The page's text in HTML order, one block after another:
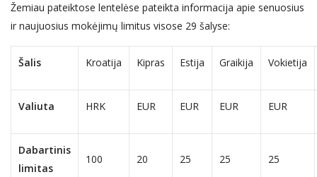
Žemiau pateiktose lentelėse pateikta informacija apie senuosius
ir naujuosius mokėjimų limitus visose 29 šalyse:
Šalis Kroatija Kipras Estija Graikija Vokietija
Valiuta HRK EUR EUR EUR EUR
Dabartinis
limitas
100 20 25 25 25